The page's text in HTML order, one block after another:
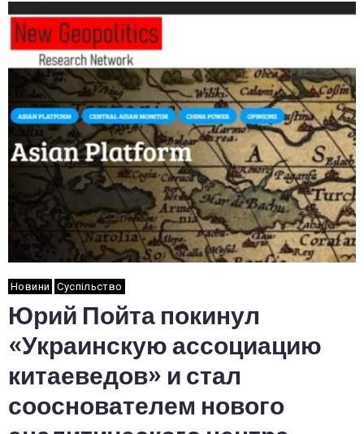
Новини Суспільство
Юрий Пойта покинул
«Украинскую ассоциацию
китаеведов» и стал
сооснователем нового